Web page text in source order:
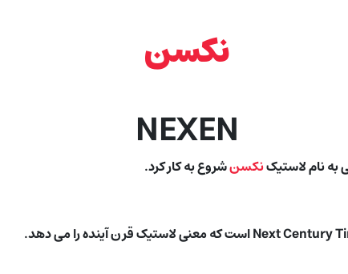
نکسن
NEXEN
نکسنشروع به کار کرد.